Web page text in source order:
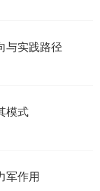
与实践路径
模式
军作用